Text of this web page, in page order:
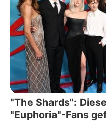
"The Shards":
"Euphoria"-Fans